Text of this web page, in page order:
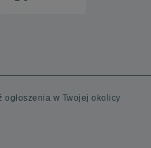
w Twojej okolicy